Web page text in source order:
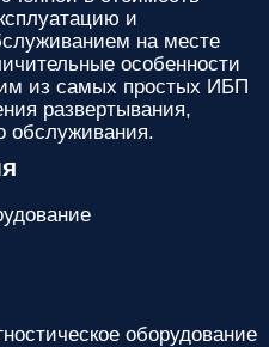
и
на месте
особенности
из самых простых ИБП
развертывания,
обслуживания.
оборудование